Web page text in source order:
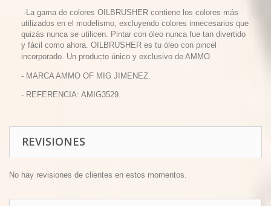
-La gama de colores OILBRUSHER contiene los colores más
utilizados en el modelismo, excluyendo colores innecesarios que
quizás nunca se utilicen. Pintar con óleo nunca fue tan divertido
y fácil como ahora. OILBRUSHER es tu óleo con pincel
incorporado. Un producto único y exclusivo de AMMO.
- MARCA AMMO OF MIG JIMENEZ.
- REFERENCIA: AMIG3529.
REVISIONES
No hay revisiones de clientes en estos momentos.